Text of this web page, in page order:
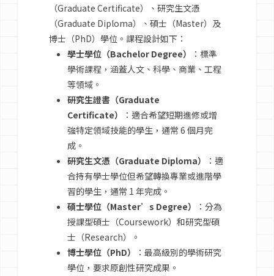
（Graduate Certificate）、研究生文憑
（Graduate Diploma）、碩士（Master）及
博士（PhD）學位。課程設計如下：
學士學位（Bachelor Degree）
：標準
學術課程，涵蓋人文、科學、商業、工程
等領域。
研究生證書（Graduate
Certificate）
：適合希望短期進修或增
強特定領域技能的學生，通常 6 個月完
成。
研究生文憑（Graduate Diploma）
：適
合持有學士學位但希望轉換專業或進階學
習的學生，通常 1 年完成。
碩士學位（Master’s Degree）
：分為
授課型碩士（Coursework）和研究型碩
士（Research）。
博士學位（PhD）
：最高級別的學術研究
學位，要求原創性研究成果。